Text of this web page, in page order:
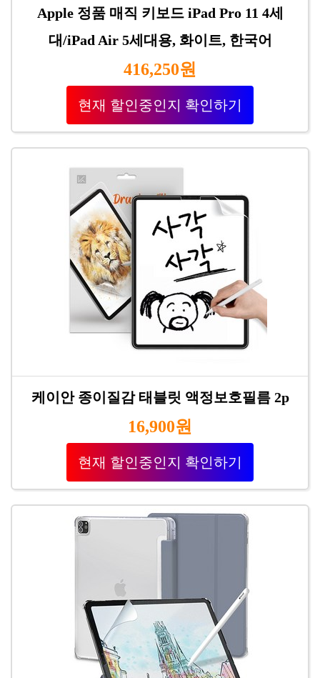
Apple 정품 매직 키보드 iPad Pro 11 4세
대/iPad Air 5세대용, 화이트, 한국어
416,250원
현재 할인중인지 확인하기
케이안 종이질감 태블릿 액정보호필름 2p
16,900원
현재 할인중인지 확인하기